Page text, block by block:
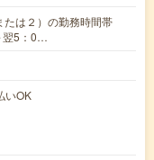
たは２）の勤務時間帯
翌5：0…
いOK